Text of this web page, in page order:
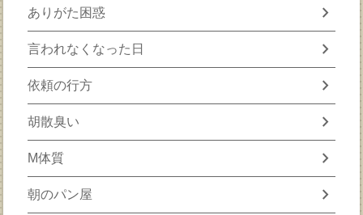
ありがた困惑 chevron_right
言われなくなった日 chevron_right
依頼の行方 chevron_right
胡散臭い chevron_right
M体質 chevron_right
朝のパン屋 chevron_right